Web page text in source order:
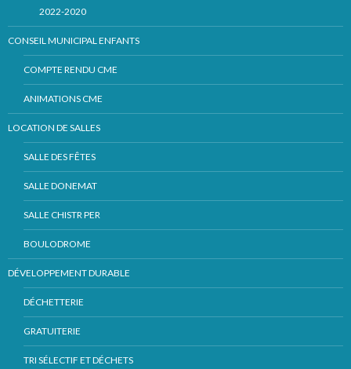
2022-2020
CONSEIL MUNICIPAL ENFANTS
COMPTE RENDU CME
ANIMATIONS CME
LOCATION DE SALLES
SALLE DES FÊTES
SALLE DONEMAT
SALLE CHISTR PER
BOULODROME
DÉVELOPPEMENT DURABLE
DÉCHETTERIE
GRATUITERIE
TRI SÉLECTIF ET DÉCHETS